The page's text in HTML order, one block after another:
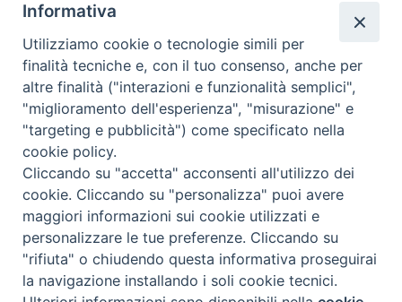
Diocesi di Melfi Rapolla Venosa
• Largo Duomo, 12 - 85025 MELFI (PZ) •
Tel. 0972238604
PEC ufficiale della Diocesi:
diocesi.melfi_rapolla_venosa@legalmail.it
Informativa
Utilizziamo cookie o tecnologie simili per
finalità tecniche e, con il tuo consenso, anche per
altre finalità ("interazioni e funzionalità semplici",
"miglioramento dell'esperienza", "misurazione" e
"targeting e pubblicità") come specificato nella
cookie policy.
Cliccando su "accetta" acconsenti all'utilizzo dei
cookie. Cliccando su "personalizza" puoi avere
maggiori informazioni sui cookie utilizzati e
personalizzare le tue preferenze. Cliccando su
"rifiuta" o chiudendo questa informativa proseguirai
la navigazione installando i soli cookie tecnici.